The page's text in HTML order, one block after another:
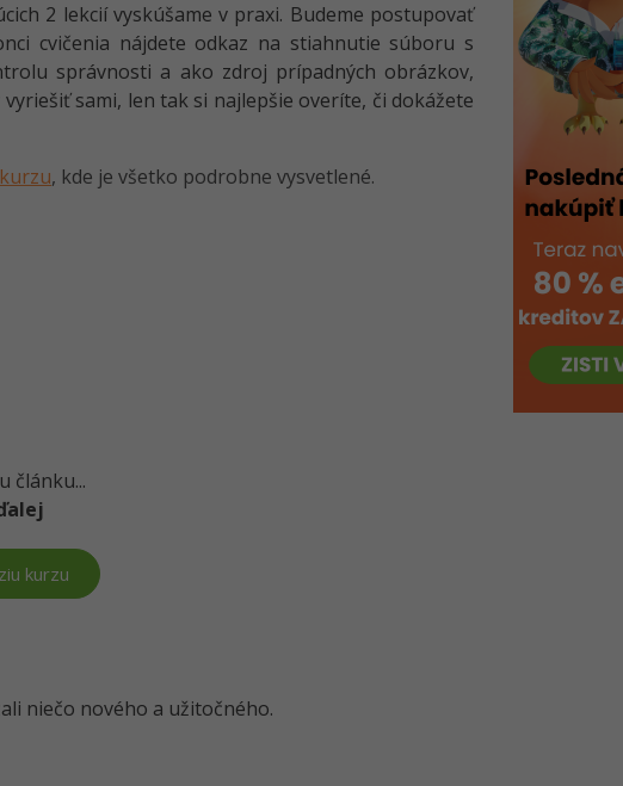
2 lekcií vyskúšame v praxi. Budeme postupovať
cvičenia nájdete odkaz na stiahnutie súboru s
správnosti a ako zdroj prípadných obrázkov,
sami, len tak si najlepšie overíte, či dokážete
, kde je všetko podrobne vysvetlené.
článku...
kurzu
niečo nového a užitočného.